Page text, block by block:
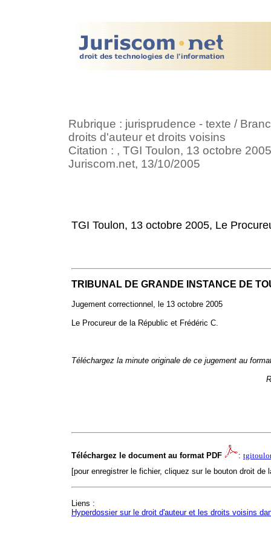
Rubrique : jurisprudence - texte /
droits d'auteur et droits voisins
Citation : , TGI Toulon, 13 octobre
Juriscom.net, 13/10/2005
TGI Toulon, 13 octobre 2005, Le
TRIBUNAL DE GRANDE INSTANCE DE
Jugement correctionnel, le 13 octobre 2005
Le Procureur de la Républic et Frédéric C.
Téléchargez la minute originale de ce jugement au
Téléchargez le document au format PDF :
[pour enregistrer le fichier, cliquez sur le bouton droit
Liens :
Hyperdossier sur le droit d'auteur et les droits voisins